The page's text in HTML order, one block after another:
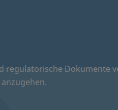
Dokumente